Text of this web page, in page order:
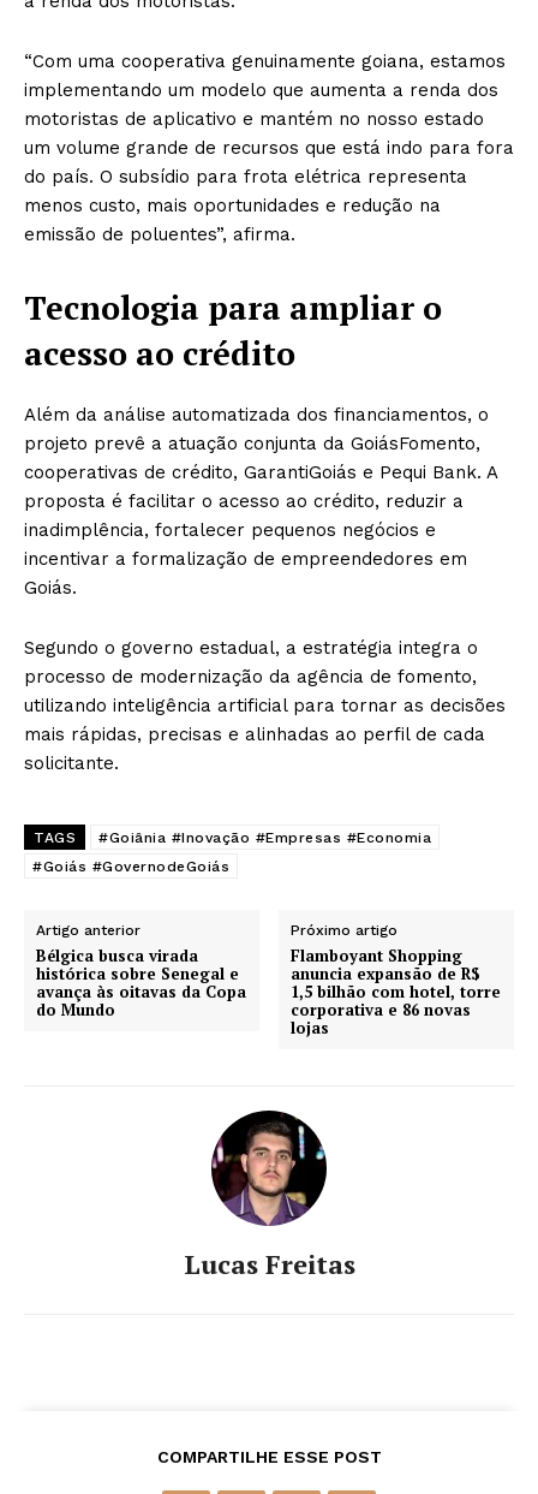
“Com uma cooperativa genuinamente goiana, estamos
implementando um modelo que aumenta a renda dos
motoristas de aplicativo e mantém no nosso estado
um volume grande de recursos que está indo para fora
do país. O subsídio para frota elétrica representa
menos custo, mais oportunidades e redução na
emissão de poluentes”, afirma.
Tecnologia para ampliar o
acesso ao crédito
Além da análise automatizada dos financiamentos, o
projeto prevê a atuação conjunta da GoiásFomento,
cooperativas de crédito, GarantiGoiás e Pequi Bank. A
proposta é facilitar o acesso ao crédito, reduzir a
inadimplência, fortalecer pequenos negócios e
incentivar a formalização de empreendedores em
Goiás.
Segundo o governo estadual, a estratégia integra o
processo de modernização da agência de fomento,
utilizando inteligência artificial para tornar as decisões
mais rápidas, precisas e alinhadas ao perfil de cada
solicitante.
TAGS
#Goiânia #Inovação #Empresas #Economia
#Goiás #GovernodeGoiás
Artigo anterior
Bélgica busca virada
histórica sobre Senegal e
avança às oitavas da Copa
do Mundo
Próximo artigo
Flamboyant Shopping
anuncia expansão de R$
1,5 bilhão com hotel, torre
corporativa e 86 novas
lojas
Lucas Freitas
COMPARTILHE ESSE POST